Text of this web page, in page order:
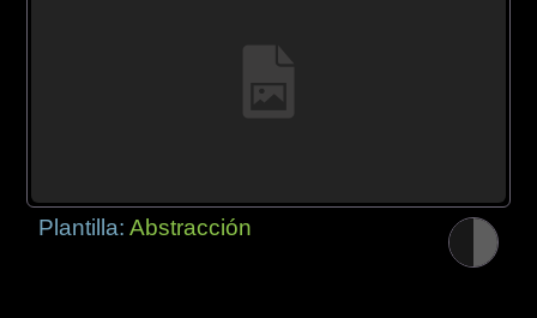
Plantilla:Abstracción